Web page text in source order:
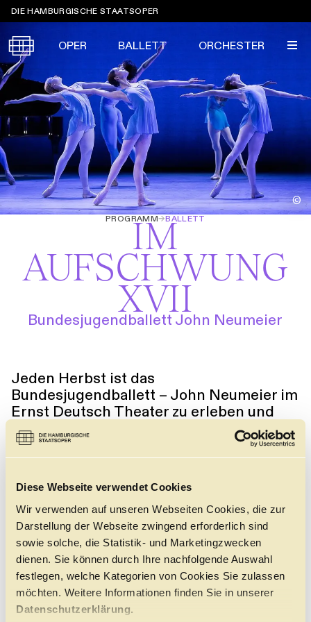
Diese Webseite verwendet Cookies
Wir verwenden auf unseren Webseiten Cookies, die zur
Darstellung der Webseite zwingend erforderlich sind
sowie solche, die Statistik- und Marketingzwecken
dienen. Sie können durch Ihre nachfolgende Auswahl
festlegen, welche Kategorien von Cookies Sie zulassen
möchten. Weitere Informationen finden Sie in unserer
Datenschutzerklärung.
DIE HAMBURGISCHE STAATSOPER
OPER BALLETT ORCHESTER
Suche
Tickets &
Termine
Ihr Besuch
KALENDER
Alle Oper Ballett Konzert
PROGRAMM
Spielzeit 2026/2027
Repertoire Konzerte Festivals
CLICK in
ÜBER UNS
Oper Ballett Orchester
Die Hamburgische Staatsoper
SERVICE
Tickets & Preise Ihr Besuch
Führungen Jobs Kontakt
DANKEMEIN KONTO
©
PROGRAMM→BALLETT
IM
AUFSCHWUNG
XVII
Bundesjugendballett John Neumeier
Jeden Herbst ist das
Bundesjugendballett – John Neumeier im
Ernst Deutsch Theater zu erleben und
stellt dem Hamburger Publikum unter
dem Titel „Im Aufschwung“ die neuen
Talente der jungen Compagnie vor. In der
etablierten Reihe präsentieren die
Tänzer:innen gemeinsam mit jungen
Musiker:innen und Sänger:innen an vier
Abenden, was sie in den ersten Monaten
ihrer Zusammenarbeit erarbeitet haben.
DAS STÜCK